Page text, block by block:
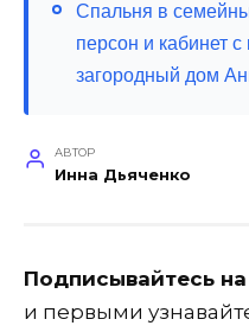
Спальня в
персон и кабинет
загородный дом
АВТОР
Инна Дьяченко
Подписывайтесь
и первыми